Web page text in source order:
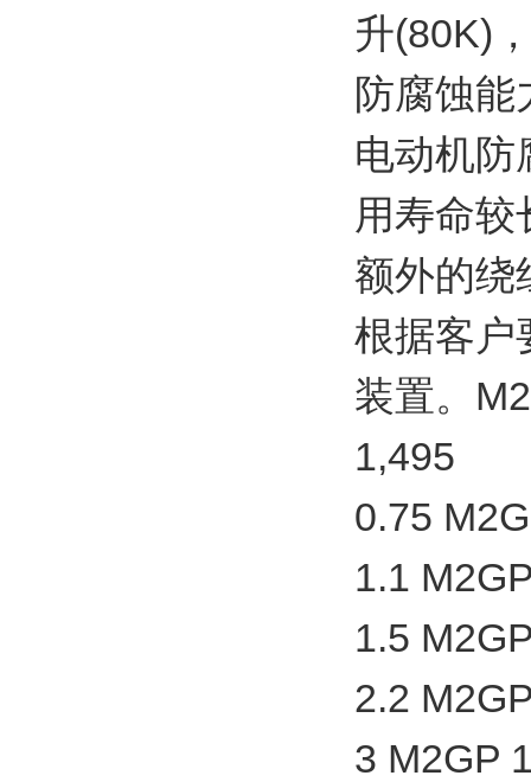
升(80K)
防腐蚀能
电动机防
用寿命较
额外的绕
根据客户
装置。
1,495
0.75
1.1
1.5
2.2
3 M2GP